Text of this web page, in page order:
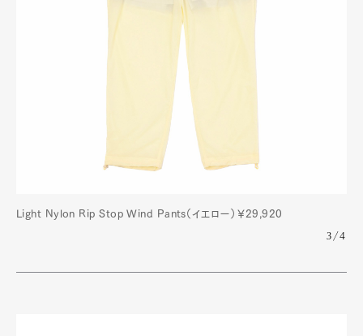
Light Nylon Rip Stop Wind Pants（イエロー）￥29,920
3/4